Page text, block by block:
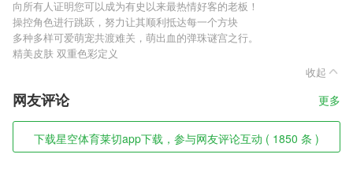
向所有人证明您可以成为有史以来最热情好客的老板！
操控角色进行跳跃，努力让其顺利抵达每一个方块
多种多样可爱萌宠共渡难关，萌出血的弹珠谜宫之行。
精美皮肤 双重色彩定义
收起
网友评论 更多
下载星空体育莱切app下载，参与网友评论互动 ( 1850 条 )